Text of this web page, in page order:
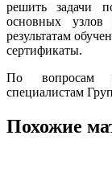
решить задачи
основных
результатам
сертификаты.
По вопросам
специалистам
Похожие